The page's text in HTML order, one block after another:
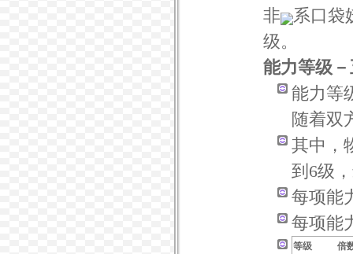
非
系口袋
级。
能力等级
能力等
随着双
其中，
到6级
每项能
每项能
等级
倍